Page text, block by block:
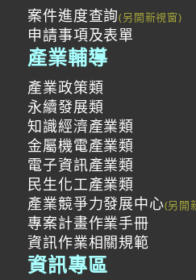
案件進度查詢
申請事項及表單
產業輔導
產業政策類
永續發展類
知識經濟產業類
金屬機電產業類
電子資訊產業類
民生化工產業類
產業競爭力發展中心
專案計畫作業手冊
資訊作業相關規範
資訊專區